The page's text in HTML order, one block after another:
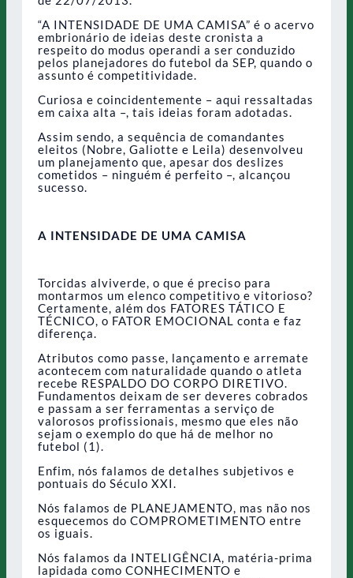
“A INTENSIDADE DE UMA CAMISA” é o acervo
embrionário de ideias deste cronista a
respeito do modus operandi a ser conduzido
pelos planejadores do futebol da SEP, quando o
assunto é competitividade.
Curiosa e coincidentemente – aqui ressaltadas
em caixa alta –, tais ideias foram adotadas.
Assim sendo, a sequência de comandantes
eleitos (Nobre, Galiotte e Leila) desenvolveu
um planejamento que, apesar dos deslizes
cometidos – ninguém é perfeito –, alcançou
sucesso.
A INTENSIDADE DE UMA CAMISA
Torcidas alviverde, o que é preciso para
montarmos um elenco competitivo e vitorioso?
Certamente, além dos FATORES TÁTICO E
TÉCNICO, o FATOR EMOCIONAL conta e faz
diferença.
Atributos como passe, lançamento e arremate
acontecem com naturalidade quando o atleta
recebe RESPALDO DO CORPO DIRETIVO.
Fundamentos deixam de ser deveres cobrados
e passam a ser ferramentas a serviço de
valorosos profissionais, mesmo que eles não
sejam o exemplo do que há de melhor no
futebol (1).
Enfim, nós falamos de detalhes subjetivos e
pontuais do Século XXI.
Nós falamos de PLANEJAMENTO, mas não nos
esquecemos do COMPROMETIMENTO entre
os iguais.
Nós falamos da INTELIGÊNCIA, matéria-prima
lapidada como CONHECIMENTO e